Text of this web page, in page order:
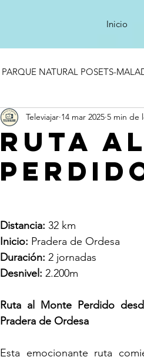
Inicio
PARQUE NATURAL POSETS-
RUTA
Televiajar 14 mar 2025 5 min de
Distancia: 32 km
Inicio: Pradera de Ordesa
Duración: 2 jornadas
Desnivel: 2.200m
Ruta al Monte Perdido
Pradera de Ordesa
Esta emocionante ruta